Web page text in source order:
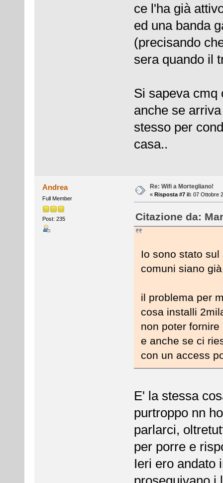
ce l'ha già
ed una banda
(precisando
sera quando il
Si sapeva cmq
anche se
stesso per
casa..
Andrea
Full Member
Post: 235
Re: Wifi a Mortegliano!
« Risposta #7 il: 07 Ottobre
Citazione da:
Io sono stato
comuni siano
il problema per
cosa installi
non poter
e anche se ci
con un access
E' la stessa
purtroppo nn
parlarci,
per porre e
Ieri ero andato